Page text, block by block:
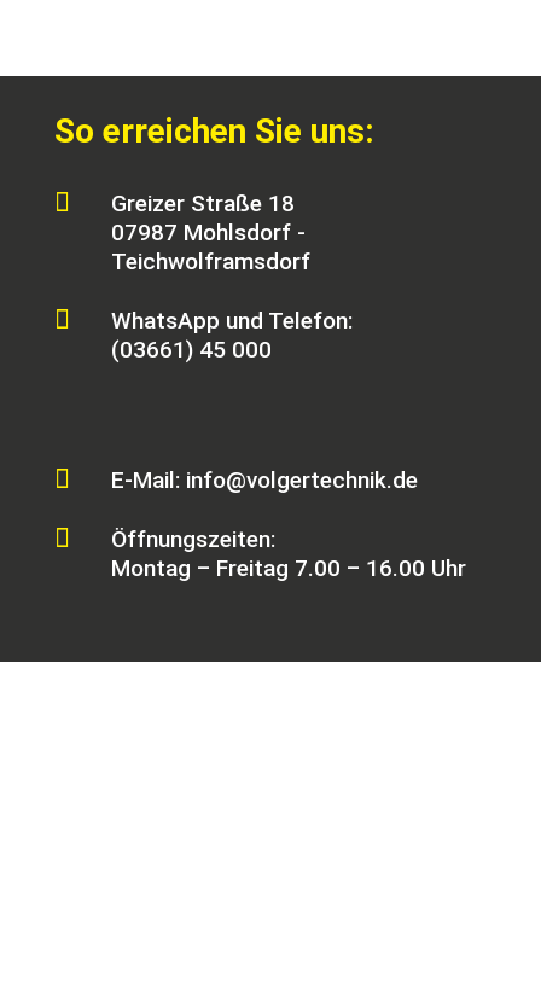
So erreichen Sie uns:

Greizer Straße 18
07987 Mohlsdorf -
Teichwolframsdorf

WhatsApp und Telefon:
(03661) 45 000
 E-Mail: info@volgertechnik.de

Öffnungszeiten:
Montag – Freitag 7.00 – 16.00 Uhr